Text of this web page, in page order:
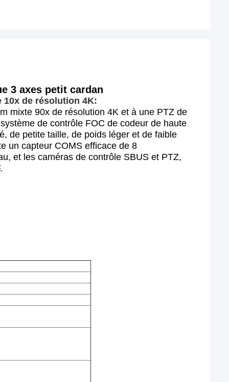
3 axes petit cardan
10x de résolution 4K:
mixte 90x de résolution 4K et à une PTZ de
de contrôle FOC de codeur de haute
de petite taille, de poids léger et de faible
un capteur COMS efficace de 8
et les caméras de contrôle SBUS et PTZ,